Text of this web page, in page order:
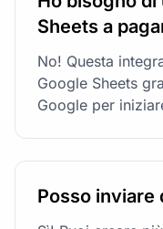
Sheets a
No! Questa
Google Sheets
Google per
Posso inviare